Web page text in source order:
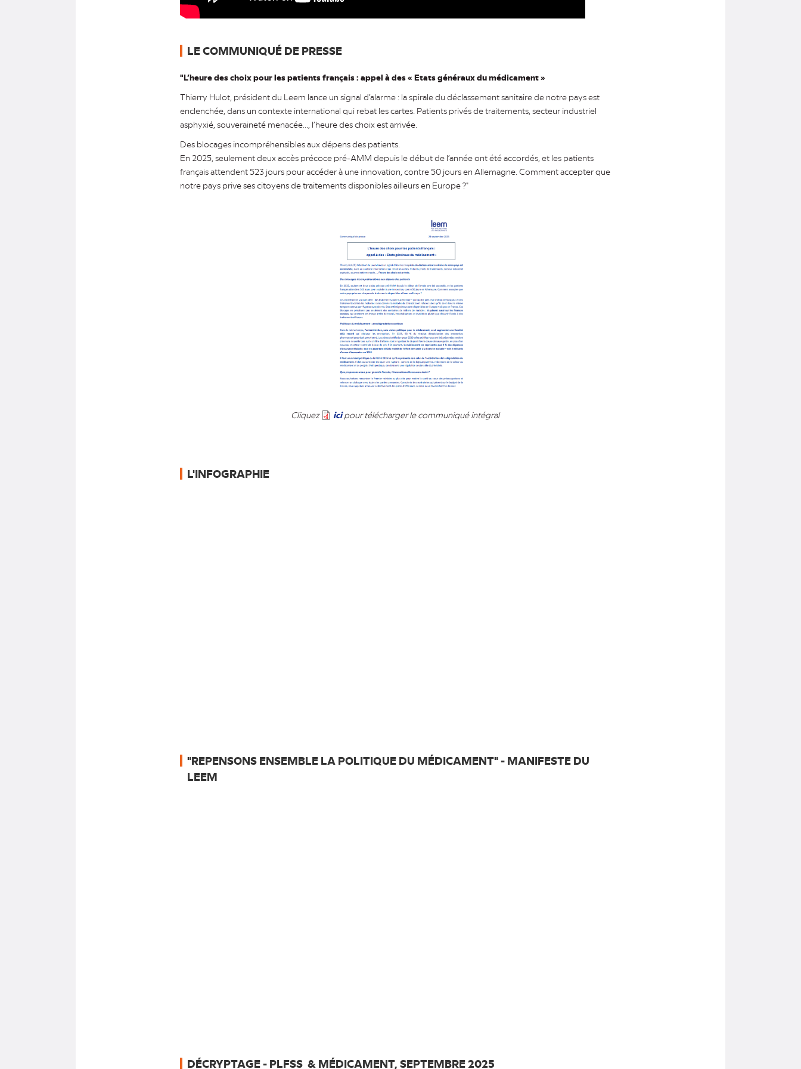
LE COMMUNIQUÉ DE PRESSE
"L’heure des choix pour les patients français : appel à des « Etats généraux du médicament »
Thierry Hulot, président du Leem lance un signal d’alarme : la spirale du déclassement sanitaire de notre pays est
enclenchée, dans un contexte international qui rebat les cartes. Patients privés de traitements, secteur industriel
asphyxié, souveraineté menacée..., l’heure des choix est arrivée.
Des blocages incompréhensibles aux dépens des patients.
En 2025, seulement deux accès précoce pré-AMM depuis le début de l’année ont été accordés, et les patients
français attendent 523 jours pour accéder à une innovation, contre 50 jours en Allemagne. Comment accepter que
notre pays prive ses citoyens de traitements disponibles ailleurs en Europe ?"
Cliquez icipour télécharger le communiqué intégral
L'INFOGRAPHIE
"REPENSONS ENSEMBLE LA POLITIQUE DU MÉDICAMENT" - MANIFESTE DU
LEEM
DÉCRYPTAGE - PLFSS & MÉDICAMENT, SEPTEMBRE 2025